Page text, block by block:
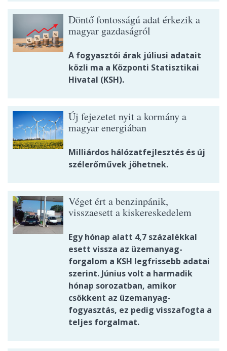
Döntő fontosságú adat érkezik a
magyar gazdaságról
A fogyasztói árak júliusi adatait
közli ma a Központi Statisztikai
Hivatal (KSH).
Új fejezetet nyit a kormány a
magyar energiában
Milliárdos hálózatfejlesztés és új
szélerőművek jöhetnek.
Véget ért a benzinpánik,
visszaesett a kiskereskedelem
Egy hónap alatt 4,7 százalékkal
esett vissza az üzemanyag-
forgalom a KSH legfrissebb adatai
szerint. Június volt a harmadik
hónap sorozatban, amikor
csökkent az üzemanyag-
fogyasztás, ez pedig visszafogta a
teljes forgalmat.